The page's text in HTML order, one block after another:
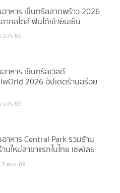
าหาร เซ็นทรัลลาดพร้าว 2026
ากสไตล์ ฟินได้เช้ายันเย็น
ม.ค. 69
าหาร เซ็นทรัลเวิลด์
2026 อัปเดตร้านอร่อย
ม.ค. 69
าหาร Central Park รวมร้าน
นใหม่สาขาแรกในไทย เซฟเลย
พ.ค. 69